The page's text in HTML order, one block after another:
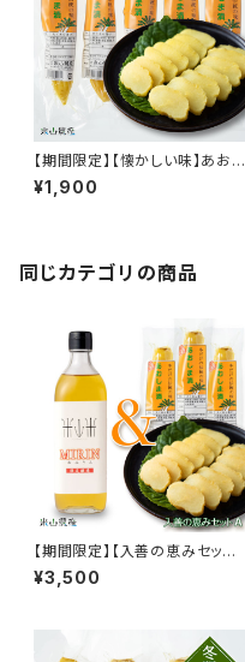
【期間限定】【懐かしい味】あおし
ま漬け（大根ぬか漬け）真空パッ
ク5本セット（クール便）
¥1,900
同じカテゴリの商品
【期間限定】【入善の恵みセット
Ａ】米山米 本みりん(1本)＆あお
しま漬け(3本)（クール便）
¥3,500